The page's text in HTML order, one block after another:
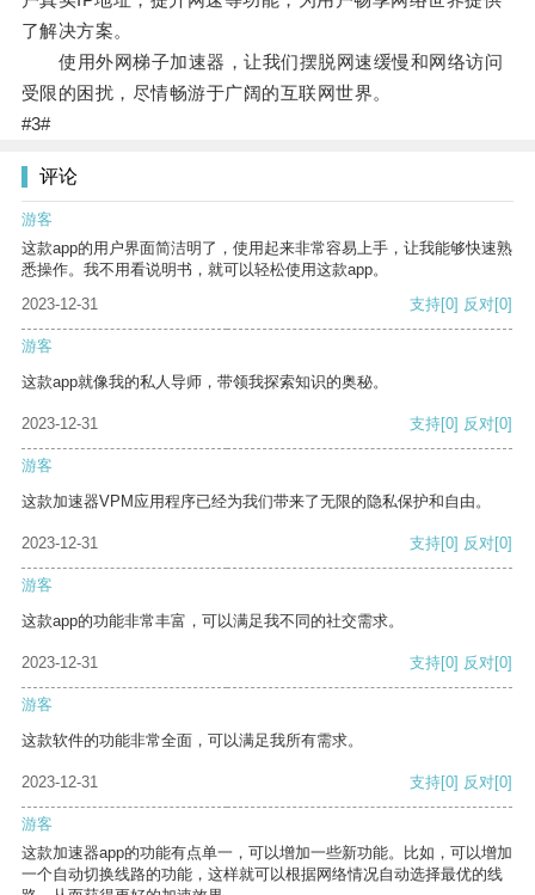
了解决方案。
使用外网梯子加速器，让我们摆脱网速缓慢和网络访问
受限的困扰，尽情畅游于广阔的互联网世界。
#3#
评论
游客
这款app的用户界面简洁明了，使用起来非常容易上手，让我能够快速熟
悉操作。我不用看说明书，就可以轻松使用这款app。
2023-12-31
支持[0] 反对[0]
游客
这款app就像我的私人导师，带领我探索知识的奥秘。
2023-12-31 支持[0] 反对[0]
游客
这款加速器VPM应用程序已经为我们带来了无限的隐私保护和自由。
2023-12-31 支持[0] 反对[0]
游客
这款app的功能非常丰富，可以满足我不同的社交需求。
2023-12-31 支持[0] 反对[0]
游客
这款软件的功能非常全面，可以满足我所有需求。
2023-12-31 支持[0] 反对[0]
游客
这款加速器app的功能有点单一，可以增加一些新功能。比如，可以增加
一个自动切换线路的功能，这样就可以根据网络情况自动选择最优的线